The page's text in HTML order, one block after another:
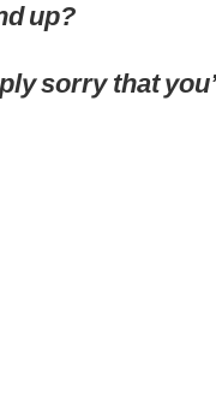
up?
sorry that